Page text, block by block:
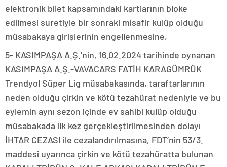
elektronik bilet kapsamındaki kartlarının bloke
edilmesi suretiyle bir sonraki misafir kulüp olduğu
müsabakaya girişlerinin engellenmesine,
5- KASIMPAŞA A.Ş.’nin, 16.02.2024 tarihinde oynanan
KASIMPAŞA A.Ş.-VAVACARS FATİH KARAGÜMRÜK
Trendyol Süper Lig müsabakasında, taraftarlarının
neden olduğu çirkin ve kötü tezahürat nedeniyle ve bu
eylemin aynı sezon içinde ev sahibi kulüp olduğu
müsabakada ilk kez gerçekleştirilmesinden dolayı
İHTAR CEZASI ile cezalandırılmasına, FDT’nin 53/3.
maddesi uyarınca çirkin ve kötü tezahüratta bulunan